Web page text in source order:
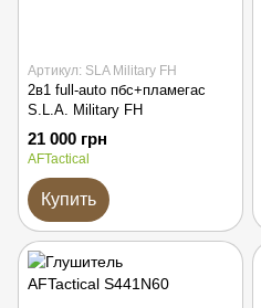
Артикул: SLA Military FH
2в1 full-auto пбс+пламегас
S.L.A. Military FH
21 000 грн
AFTactical
Купить